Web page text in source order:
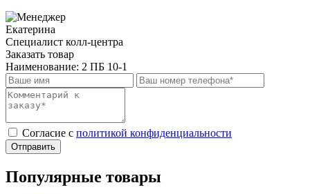
Екатерина
Специалист колл-центра
Заказать товар
Наименование: 2 ПБ 10-1
Cогласие с политикой конфиденциальности
Отправить
Популярные товары